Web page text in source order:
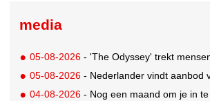
media
05-08-2026 - 'The Odyssey' trekt mensen weer
05-08-2026 - Nederlander vindt aanbod van films, series en
04-08-2026 - Nog een maand om je in te schrijven